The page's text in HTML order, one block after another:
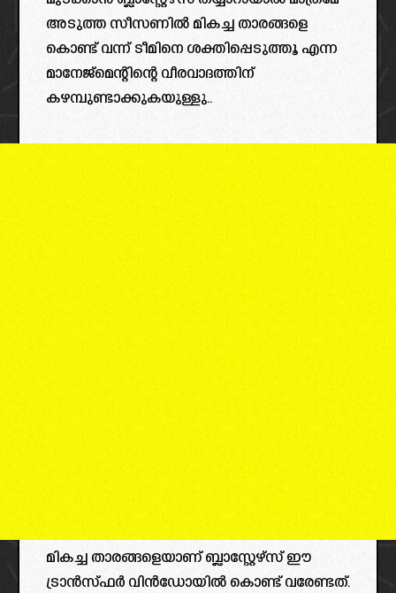
അടുത്ത സീസണിൽ മികച്ച താരങ്ങളെ
കൊണ്ട് വന്ന് ടീമിനെ ശക്തിപ്പെടുത്തൂ എന്ന
മാനേജ്‌മെന്റിന്റെ വീരവാദത്തിന്
കഴമ്പുണ്ടാക്കുകയുള്ളു..
മികച്ച താരങ്ങളെയാണ് ബ്ലാസ്റ്റേഴ്‌സ് ഈ
ട്രാൻസ്ഫർ വിൻഡോയിൽ കൊണ്ട് വരേണ്ടത്.